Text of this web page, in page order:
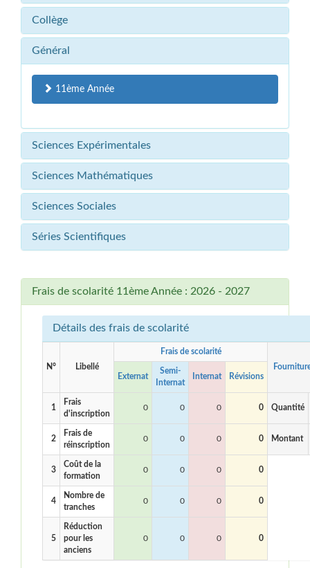
Collège
Général
11ème Année
Sciences Expérimentales
Sciences Mathématiques
Sciences Sociales
Séries Scientifiques
Frais de scolarité 11ème Année : 2026 - 2027
Détails des frais de scolarité
N° Libellé
Frais de scolarité
Externat
Semi-
Internat
Internat Révisions
1
Frais
d'inscription
0 0 0 0 Quantité
2
Frais de
réinscription
0 0 0 0 Montant
3
Coût de la
formation
0 0 0 0
4
Nombre de
tranches
0 0 0 0
5
Réduction
pour les
anciens
0 0 0 0